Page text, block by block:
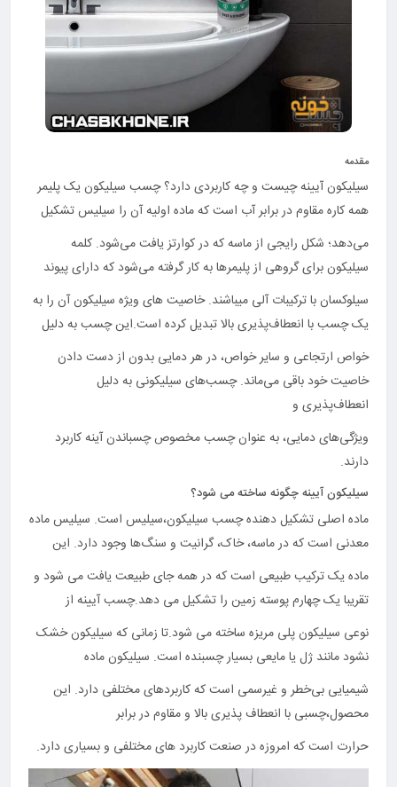
مقدمه
سیلیکون آیینه چیست و چه کاربردی دارد؟ چسب سیلیکون یک پلیمر
همه کاره مقاوم در برابر آب است که ماده اولیه آن را سیلیس تشکیل
می‌دهد؛ شکل رایجی از ماسه که در کوارتز یافت می‌شود. کلمه
سیلیکون برای گروهی از پلیمرها به کار گرفته می‌شود که دارای پیوند
سیلوکسان با ترکیبات آلی میباشند. خاصیت های ویژه سیلیکون آن را به
یک چسب با انعطاف‌پذیری بالا تبدیل کرده است.این چسب به دلیل
خواص ارتجاعی و سایر خواص، در هر دمایی بدون از دست دادن
خاصیت خود باقی می‌ماند. چسب‌های سیلیکونی به دلیل
انعطاف‌پذیری و
ویژگی‌های دمایی، به عنوان چسب مخصوص چسباندن آینه کاربرد
دارند.
سیلیکون آیینه چگونه ساخته می شود؟
ماده اصلی تشکیل دهنده چسب سیلیکون،سیلیس است. سیلیس ماده
معدنی است که در ماسه، خاک، گرانیت و سنگ‌ها وجود دارد. این
ماده یک ترکیب طبیعی است که در همه جای طبیعت یافت می شود و
تقریبا یک چهارم پوسته زمین را تشکیل می دهد.چسب آیینه از
نوعی سیلیکون پلی مریزه ساخته می شود.تا زمانی که سیلیکون خشک
نشود مانند ژل یا مایعی بسیار چسبنده است. سیلیکون ماده
شیمیایی بی‌خطر و غیرسمی است که کاربردهای مختلفی دارد. این
محصول،چسبی با انعطاف پذیری بالا و مقاوم در برابر
حرارت است که امروزه در صنعت کاربرد های مختلفی و بسیاری دارد.